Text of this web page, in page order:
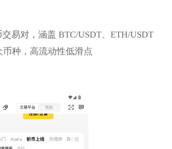
易对，涵盖 BTC/USDT、ETH/USDT
种，高流动性低滑点